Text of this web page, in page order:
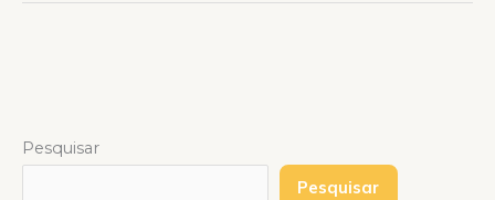
Pesquisar
Pesquisar